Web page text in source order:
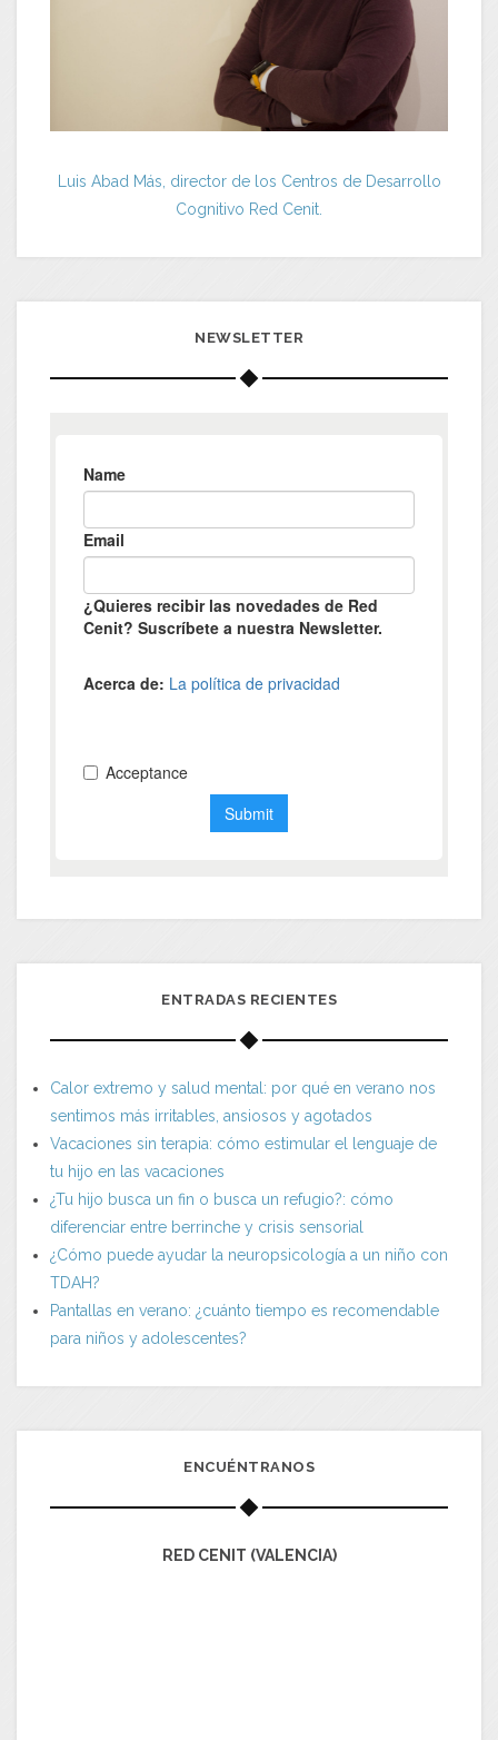
Luis Abad Más, director de los Centros de Desarrollo
Cognitivo Red Cenit.
NEWSLETTER
ENTRADAS RECIENTES
Calor extremo y salud mental: por qué en verano nos
sentimos más irritables, ansiosos y agotados
Vacaciones sin terapia: cómo estimular el lenguaje de
tu hijo en las vacaciones
¿Tu hijo busca un fin o busca un refugio?: cómo
diferenciar entre berrinche y crisis sensorial
¿Cómo puede ayudar la neuropsicología a un niño con
TDAH?
Pantallas en verano: ¿cuánto tiempo es recomendable
para niños y adolescentes?
ENCUÉNTRANOS
RED CENIT (VALENCIA)